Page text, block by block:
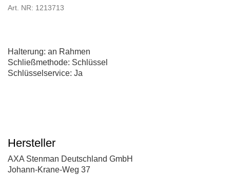
Art. NR: 1213713
Halterung: an Rahmen
Schließmethode: Schlüssel
Schlüsselservice: Ja
Hersteller
AXA Stenman Deutschland GmbH
Johann-Krane-Weg 37